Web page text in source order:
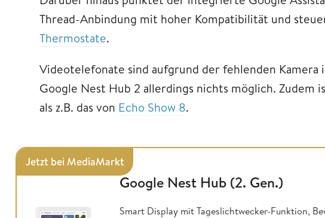
Thread-Anbindung mit hoher Kompatibilität und
Thermostate.
Videotelefonate sind aufgrund der fehlenden Kamera
Google Nest Hub 2 allerdings nichts möglich. Zudem
als z.B. das von Echo Show 8.
Jetzt bei MediaMarkt
Google Nest Hub (2. Gen.)
Smart Display mit Tageslichtwecker-Funktion,